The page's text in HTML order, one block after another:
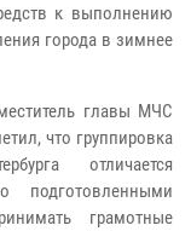
к выполнению
города в зимнее
главы МЧС
что группировка
отличается
подготовленными
грамотные